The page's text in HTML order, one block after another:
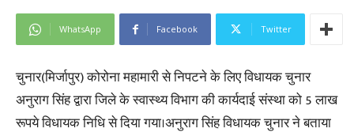
WhatsApp Facebook Twitter
चुनार(मिर्जापुर) कोरोना महामारी से निपटने के लिए विधायक चुनार
अनुराग सिंह द्वारा जिले के स्वास्थ्य विभाग की कार्यदाई संस्था को 5 लाख
रूपये विधायक निधि से दिया गया।अनुराग सिंह विधायक चुनार ने बताया